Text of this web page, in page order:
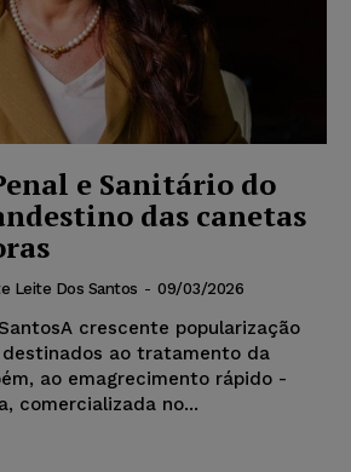
e Sanitário do
das canetas
Leite Dos Santos - 09/03/2026
crescente popularização
ao tratamento da
ao emagrecimento rápido -
comercializada no...